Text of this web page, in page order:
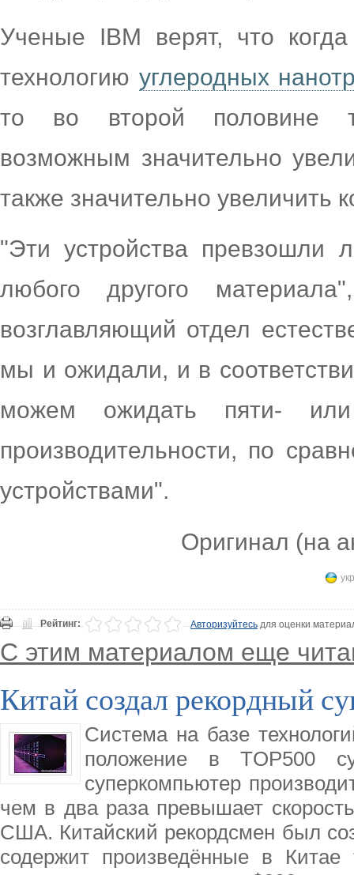
Ученые IBM верят, что
технологию углеродных
то во второй половине
возможным значительно
также значительно увеличить
"Эти устройства превзошли
любого другого
возглавляющий отдел
мы и ожидали, и в
можем ожидать пяти- или
производительности, по
устройствами".
Оригинал (на
Рейтинг: Авторизуйтесьдля оценки
С этим материалом еще
Китай создал рекордный
Система на базе
положение в TOP500
суперкомпьютер
чем в два раза превышает
США. Китайский рекордсмен был
содержит произведённые в Китае